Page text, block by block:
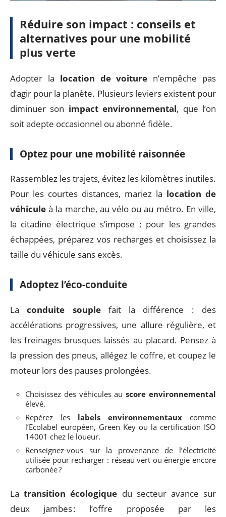
Réduire son impact : conseils et
alternatives pour une mobilité
plus verte
Adopter la location de voiture n’empêche pas
d’agir pour la planète. Plusieurs leviers existent pour
diminuer son impact environnemental, que l’on
soit adepte occasionnel ou abonné fidèle.
Optez pour une mobilité raisonnée
Rassemblez les trajets, évitez les kilomètres inutiles.
Pour les courtes distances, mariez la location de
véhicule à la marche, au vélo ou au métro. En ville,
la citadine électrique s’impose ; pour les grandes
échappées, préparez vos recharges et choisissez la
taille du véhicule sans excès.
Adoptez l’éco-conduite
Laconduite souplefait la différence : des
accélérations progressives, une allure régulière, et
les freinages brusques laissés au placard. Pensez à
la pression des pneus, allégez le coffre, et coupez le
moteur lors des pauses prolongées.
Choisissez des véhicules auscore environnemental
élevé.
Repérez les labels environnementaux comme
l’Ecolabel européen, Green Key ou la certification ISO
14001 chez le loueur.
Renseignez-vous sur la provenance de l’électricité
utilisée pour recharger : réseau vert ou énergie encore
carbonée ?
Latransition écologique du secteur avance sur
deux jambes : l’offre proposée par les